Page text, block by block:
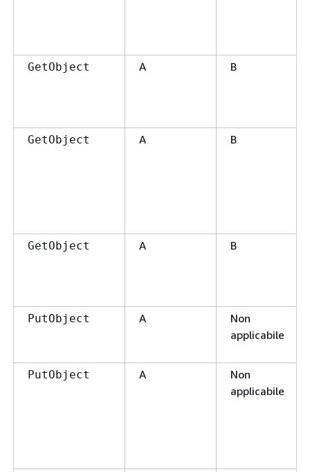
GetObject A B
GetObject A B
GetObject A B
PutObject A
Non
applicabile
PutObject A
Non
applicabile